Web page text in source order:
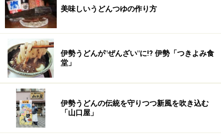
（さぬきの夢2000）麺の鄙歌
●吉原食糧 白鳳・白鳳A・讃岐の地粉(さぬきの夢2000)
●木下製粉 さくら2000・讃岐すずらん・白バラ
●日讃製粉 緑あひる
日の出製麺所のサイト
業務用のページから小麦粉のページに進む。
問い合わせ先
(有)日の出製麺所
美味しいうどんつゆの作り方
伊勢うどんが"ぜんざい"に!? 伊勢「つきよみ食
堂」
伊勢うどんの伝統を守りつつ新風を吹き込む
「山口屋」